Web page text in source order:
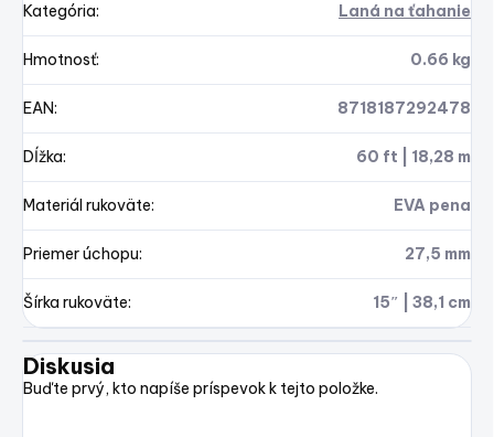
Kategória: Laná na ťahanie
Hmotnosť: 0.66 kg
EAN: 8718187292478
Dĺžka: 60 ft | 18,28 m
Materiál rukoväte: EVA pena
Priemer úchopu: 27,5 mm
Šírka rukoväte: 15″ | 38,1 cm
Diskusia
Buďte prvý, kto napíše príspevok k tejto položke.